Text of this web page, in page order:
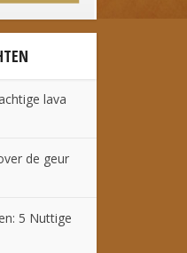
lava
de geur
5 Nuttige